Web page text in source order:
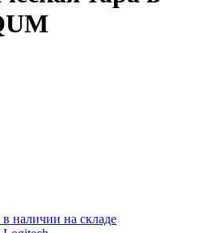
наличии на складе